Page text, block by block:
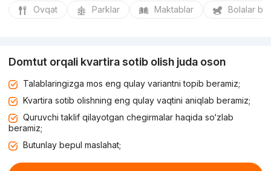
Ovqat Parklar Maktablar Bolalar
Domtut orqali kvartira sotib olish juda oson
Talablaringizga mos eng qulay variantni topib beramiz;
Kvartira sotib olishning eng qulay vaqtini aniqlab beramiz;
Quruvchi taklif qilayotgan chegirmalar haqida so‘zlab
beramiz;
Butunlay bepul maslahat;